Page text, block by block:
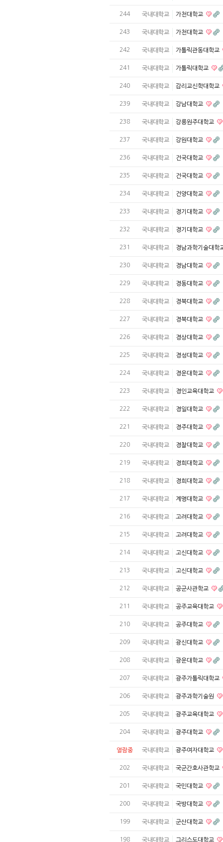
244 국내대학교 가천대학교
243 국내대학교 가천대학교
242 국내대학교 가톨릭관동대학교
241 국내대학교 가톨릭대학교
240 국내대학교 감리교신학대학교
239 국내대학교 강남대학교
238 국내대학교 강릉원주대학교
237 국내대학교 강원대학교
236 국내대학교 건국대학교
235 국내대학교 건국대학교
234 국내대학교 건양대학교
233 국내대학교 경기대학교
232 국내대학교 경기대학교
231 국내대학교 경남과학기술대학
230 국내대학교 경남대학교
229 국내대학교 경동대학교
228 국내대학교 경북대학교
227 국내대학교 경북대학교
226 국내대학교 경상대학교
225 국내대학교 경성대학교
224 국내대학교 경운대학교
223 국내대학교 경인교육대학교
222 국내대학교 경일대학교
221 국내대학교 경주대학교
220 국내대학교 경찰대학교
219 국내대학교 경희대학교
218 국내대학교 경희대학교
217 국내대학교 계명대학교
216 국내대학교 고려대학교
215 국내대학교 고려대학교
214 국내대학교 고신대학교
213 국내대학교 고신대학교
212 국내대학교 공군사관학교
211 국내대학교 공주교육대학교
210 국내대학교 공주대학교
209 국내대학교 광신대학교
208 국내대학교 광운대학교
207 국내대학교 광주가톨릭대학교
206 국내대학교 광주과학기술원
205 국내대학교 광주교육대학교
204 국내대학교 광주대학교
열람중 국내대학교 광주여자대학교
202 국내대학교 국군간호사관학교
201 국내대학교 국민대학교
200 국내대학교 국방대학교
199 국내대학교 군산대학교
198 국내대학교 그리스도대학교